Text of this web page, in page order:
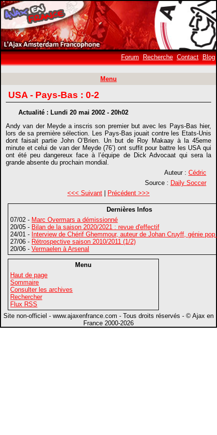
Forum Recherche Contact Blog
Menu
USA - Pays-Bas : 0-2
Actualité : Lundi 20 mai 2002 - 20h02
Andy van der Meyde a inscris son premier but avec les Pays-Bas hier,
lors de sa première sélection. Les Pays-Bas jouait contre les Etats-Unis
dont faisait partie John O’Brien. Un but de Roy Makaay à la 45eme
minute et celui de van der Meyde (76’) ont suffit pour battre les USA qui
ont été peu dangereux face à l’équipe de Dick Advocaat qui sera la
grande absente du prochain mondial.
Auteur : Cédric
Source : Daily Soccer
<<< Suivant| Précédent >>>
Dernières Infos
07/02 - Marc Overmars a démissionné
20/05 - Bilan de la saison 2020/2021 : revue d'effectif
24/01 - Interview de Chérif Ghemmour, auteur de Johan Cruyff, génie
27/06 - Rétrospective saison 2010/2011 (1/2)
20/06 -Vermaelen à Arsenal
Menu
Haut de page
Sommaire
Consulter les archives
Rechercher
Flux RSS
Site non-officiel - www.ajaxenfrance.com - Tous droits réservés - © Ajax en
France 2000-2026